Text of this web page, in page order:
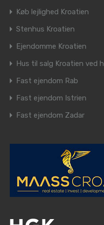
Køb lejlighed Kroatien
Stenhus Kroatien
Ejendomme Kroatien
Hus til salg Kroatien ved
Fast ejendom Rab
Fast ejendom Istrien
Fast ejendom Zadar